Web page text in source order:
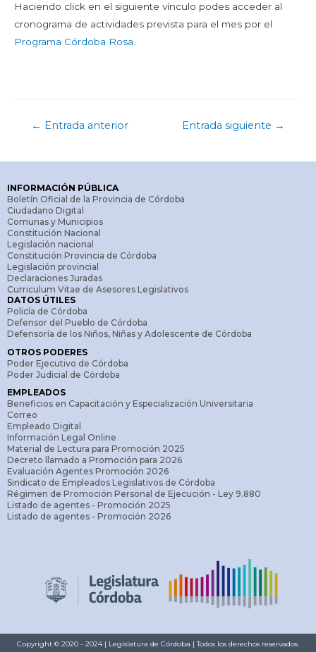
Haciendo click en el siguiente vínculo podes acceder al
cronograma de actividades prevista para el mes por el
Programa Córdoba Rosa.
← Entrada anterior Entrada siguiente →
INFORMACIÓN PÚBLICA
Boletín Oficial de la Provincia de Córdoba
Ciudadano Digital
Comunas y Municipios
Constitución Nacional
Legislación nacional
Constitución Provincia de Córdoba
Legislación provincial
Declaraciones Juradas
Curriculum Vitae de Asesores Legislativos
DATOS ÚTILES
Policía de Córdoba
Defensor del Pueblo de Córdoba
Defensoría de los Niños, Niñas y Adolescente de Córdoba
OTROS PODERES
Poder Ejecutivo de Córdoba
Poder Judicial de Córdoba
EMPLEADOS
Beneficios en Capacitación y Especialización Universitaria
Correo
Empleado Digital
Información Legal Online
Material de Lectura para Promoción 2025
Decreto llamado a Promoción para 2026
Evaluación Agentes Promoción 2026
Sindicato de Empleados Legislativos de Córdoba
Régimen de Promoción Personal de Ejecución - Ley 9.880
Listado de agentes - Promoción 2025
Listado de agentes - Promoción 2026
Copyright © 2020 - 2024 | Legislatura de Córdoba | Todos los derechos reservados.